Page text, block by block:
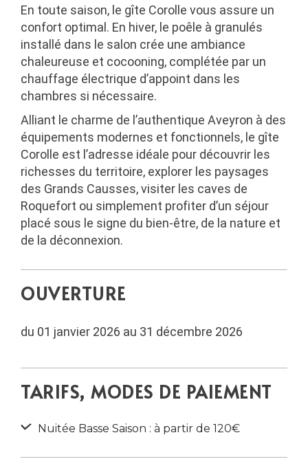
En toute saison, le gîte Corolle vous assure un
confort optimal. En hiver, le poêle à granulés
installé dans le salon crée une ambiance
chaleureuse et cocooning, complétée par un
chauffage électrique d’appoint dans les
chambres si nécessaire.
Alliant le charme de l’authentique Aveyron à des
équipements modernes et fonctionnels, le gîte
Corolle est l’adresse idéale pour découvrir les
richesses du territoire, explorer les paysages
des Grands Causses, visiter les caves de
Roquefort ou simplement profiter d’un séjour
placé sous le signe du bien-être, de la nature et
de la déconnexion.
OUVERTURE
du 01 janvier 2026 au 31 décembre 2026
TARIFS, MODES DE PAIEMENT
Nuitée Basse Saison : à partir de 120€